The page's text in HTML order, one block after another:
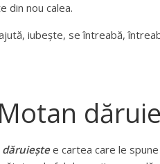
din nou calea.
iubește, se întreabă,
e cartea care le